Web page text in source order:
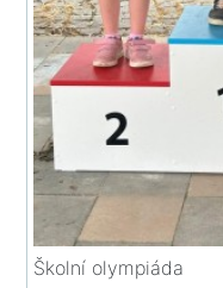
Školní olympiáda